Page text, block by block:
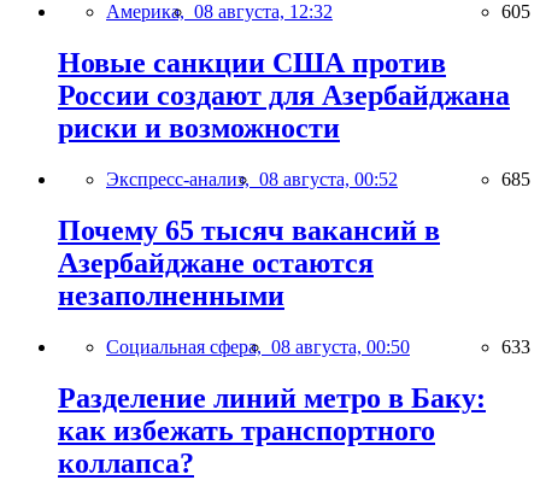
Америка, 08 августа, 12:32 605
Новые санкции США против
России создают для Азербайджана
риски и возможности
Экспресс-анализ, 08 августа, 00:52 685
Почему 65 тысяч вакансий в
Азербайджане остаются
незаполненными
Социальная сфера, 08 августа, 00:50 633
Разделение линий метро в Баку:
как избежать транспортного
коллапса?